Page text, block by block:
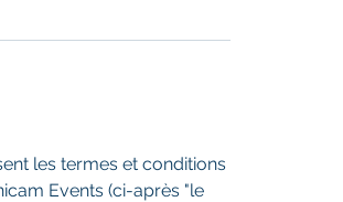
les termes et conditions
Events (ci-après "le